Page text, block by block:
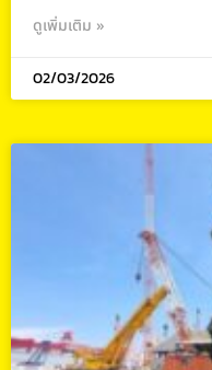
ดูเพิ่มเติม »
02/03/2026